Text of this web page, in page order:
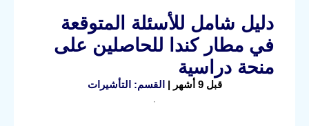
دليل شامل للأسئلة المتوقعة
في مطار كندا للحاصلين على
منحة دراسية
قبل 9 أشهر | القسم: التأشيرات